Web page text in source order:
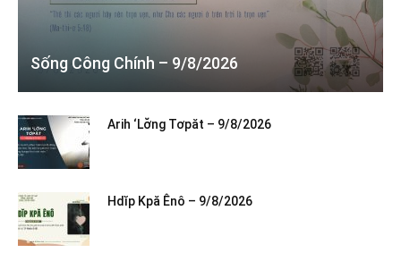
Sống Công Chính – 9/8/2026
Arih ‘Lơ̆ng Tơpăt – 9/8/2026
Hdĭp Kpă Ênô – 9/8/2026